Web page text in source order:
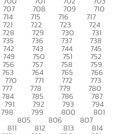
707 708 709 710
714 715 716 717
721 722 723 724
728 729 730 731
735 736 737 738
742 743 744 745
749 750 751 752
756 757 758 759
763 764 765 766
770 771 772 773
777 778 779 780
784 785 786 787
791 792 793 794
798 799 800 801
805 806 807
811 812 813 814